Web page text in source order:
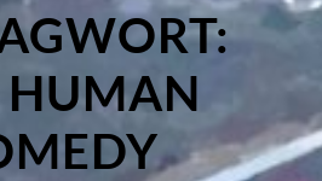
HUMAN